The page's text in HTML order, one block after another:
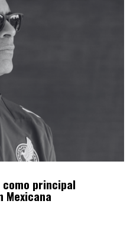
como principal
Mexicana